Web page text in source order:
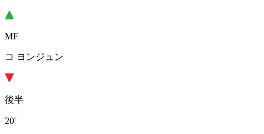
MF
コ ヨンジュン
後半
20'